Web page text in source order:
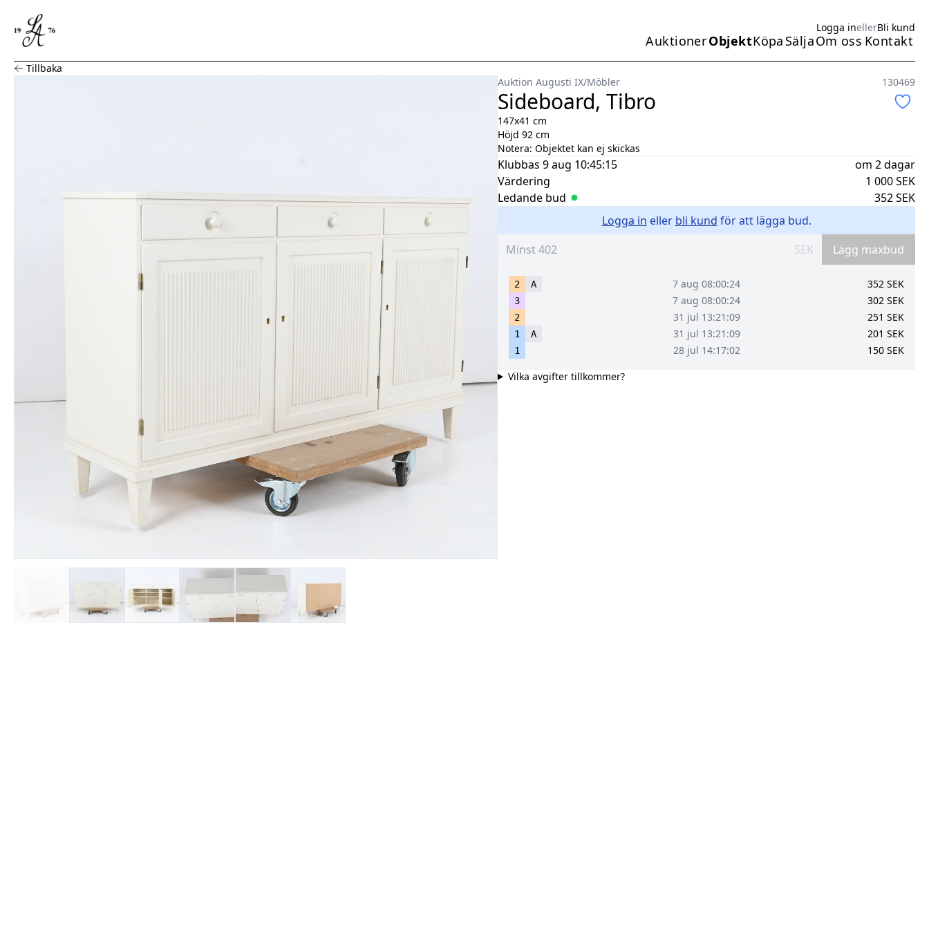
Logga inellerBli kund
Huvudmeny
AuktionerObjektKöpa SäljaOm oss Kontakt
Sideboard, Tibro
Tillbaka
Auktion Augusti IX/Möbler 130469
Sideboard, Tibro
147x41 cm
Höjd 92 cm
Notera: Objektet kan ej skickas
Klubbas 9 aug 10:45:15
om 2 dagar
Värdering
1 000SEK
Ledande bud
352SEK
Logga in eller bli kund för att lägga bud.
SEK
Lägg maxbud
2 A 7 aug 08:00:24 352 SEK
3 7 aug 08:00:24 302 SEK
2 31 jul 13:21:09 251 SEK
1 A 31 jul 13:21:09 201 SEK
1 28 jul 14:17:02 150 SEK
Vilka avgifter tillkommer?